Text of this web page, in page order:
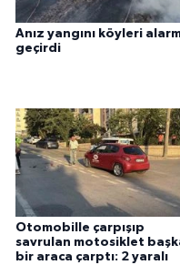
Anız yangını köyleri
geçirdi
Otomobille çarpışıp
savrulan motosiklet
bir araca çarptı: 2 yaralı